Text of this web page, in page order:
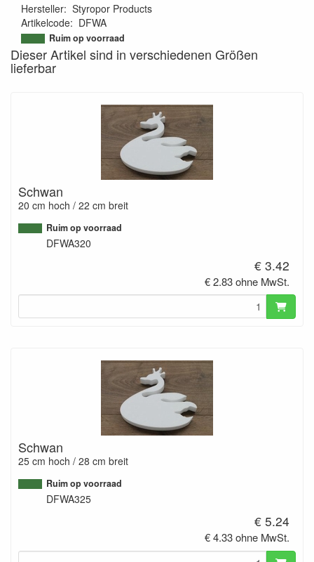
Hersteller: Styropor Products
Artikelcode: DFWA
9507553614223
Ruim op voorraad
Dieser Artikel sind in verschiedenen Größen
lieferbar
Schwan
20 cm hoch / 22 cm breit
Ruim op voorraad
DFWA320
€ 3.42
€ 2.83 ohne MwSt.
Schwan
25 cm hoch / 28 cm breit
Ruim op voorraad
DFWA325
€ 5.24
€ 4.33 ohne MwSt.